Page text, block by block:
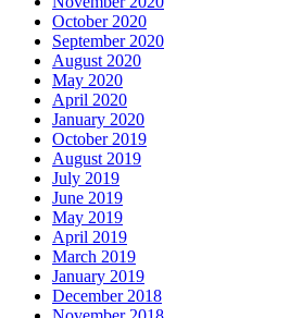
October 2020
September 2020
August 2020
May 2020
April 2020
January 2020
October 2019
August 2019
July 2019
June 2019
May 2019
April 2019
March 2019
January 2019
December 2018